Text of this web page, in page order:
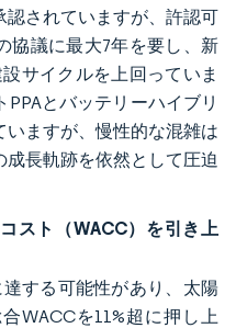
認されていますが、許認可
協議に最大7年を要し、新
サイクルを上回っていま
とバッテリーハイブリ
ますが、慢性的な混雑は
長軌跡を依然として圧迫
スト（WACC）を引き上
達する可能性があり、太陽
WACCを11%超に押し上